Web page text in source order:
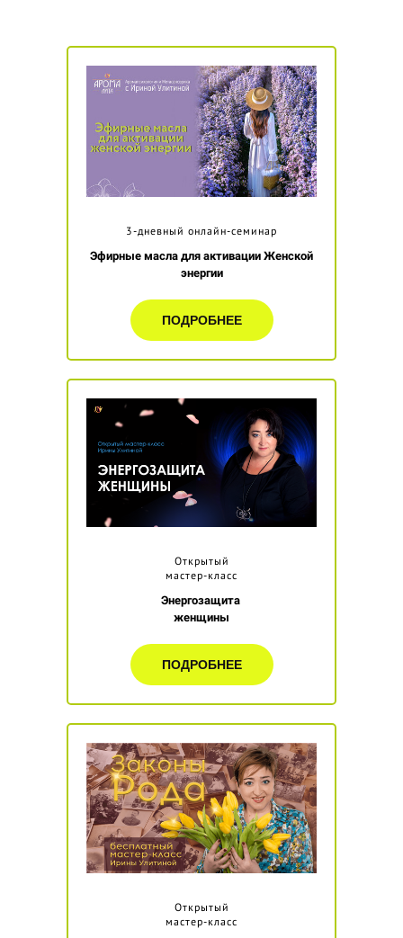
3-дневный онлайн-семинар
Эфирные масла для активации Женской
энергии
ПОДРОБНЕЕ
Открытый
мастер-класс
Энергозащита
женщины
ПОДРОБНЕЕ
Открытый
мастер-класс